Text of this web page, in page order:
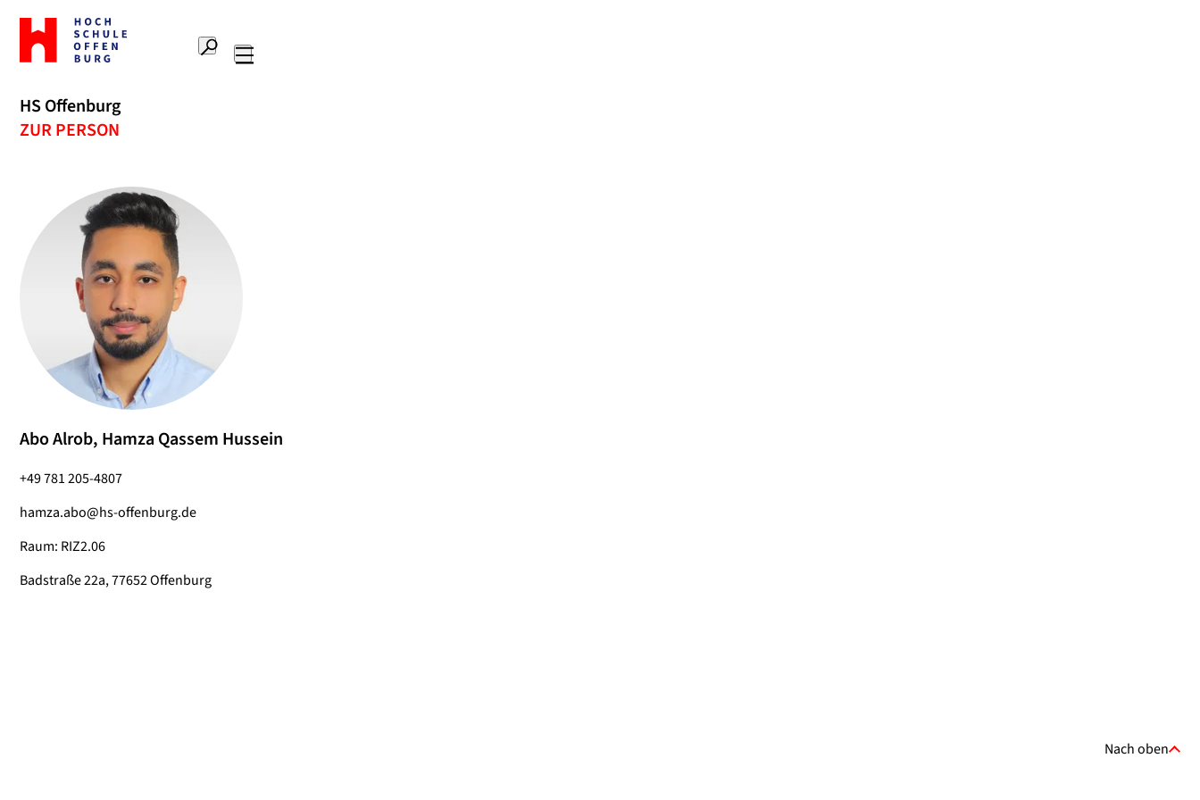
Zur
Startseite
Hochschule
Suche
HS Offenburg
ZUR PERSON
Abo Alrob, Hamza Qassem Hussein
+49 781 205-4807
hamza.abo@hs-offenburg.de
Raum: RIZ2.06
Badstraße 22a, 77652 Offenburg
Nach oben